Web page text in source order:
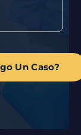
Un Caso?